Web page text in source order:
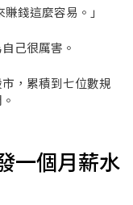
錢這麼容易。」
己很厲害。
，累積到七位數規
一個月薪水